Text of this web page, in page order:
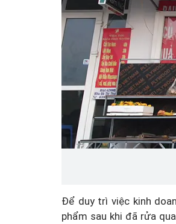
Để duy trì việc kinh
phẩm sau khi đã rửa
Một
mảnh